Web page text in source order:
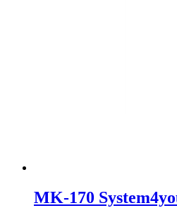
MK-170